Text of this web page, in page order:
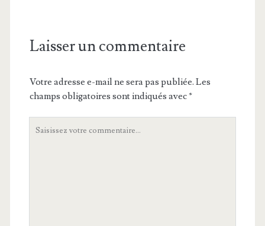
Laisser un commentaire
Votre adresse e-mail ne sera pas publiée. Les
champs obligatoires sont indiqués avec*